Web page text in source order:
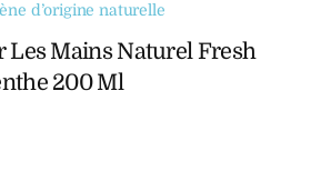
d’origine naturelle
Les Mains Naturel Fresh
200 Ml